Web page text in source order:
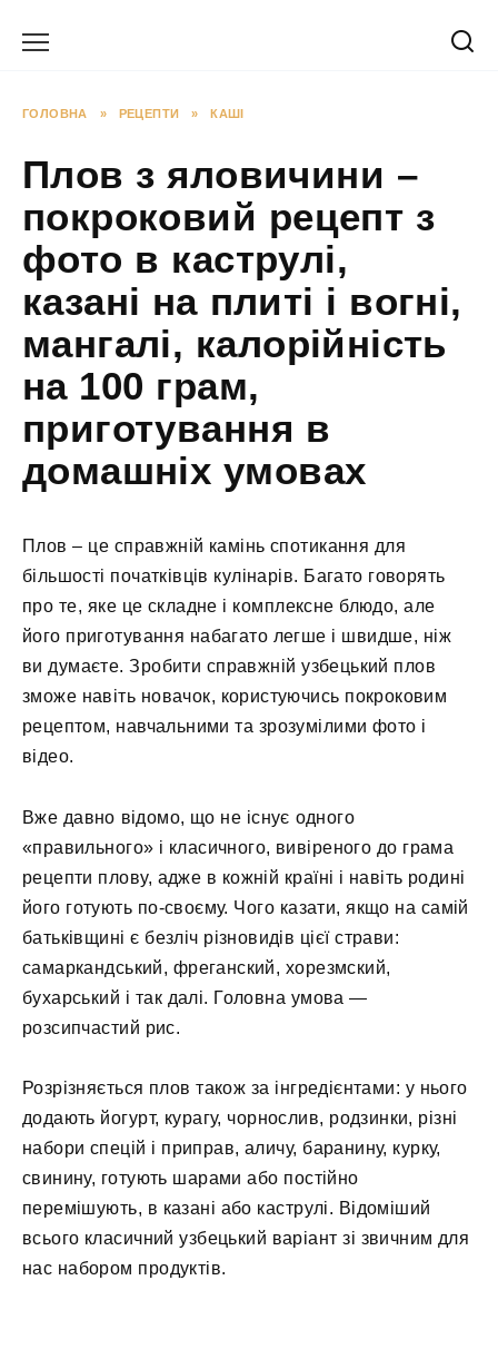
ГОЛОВНА » РЕЦЕПТИ » КАШІ
Плов з яловичини –
покроковий рецепт з
фото в каструлі,
казані на плиті і вогні,
мангалі, калорійність
на 100 грам,
приготування в
домашніх умовах
Плов – це справжній камінь спотикання для
більшості початківців кулінарів. Багато говорять
про те, яке це складне і комплексне блюдо, але
його приготування набагато легше і швидше, ніж
ви думаєте. Зробити справжній узбецький плов
зможе навіть новачок, користуючись покроковим
рецептом, навчальними та зрозумілими фото і
відео.
Вже давно відомо, що не існує одного
«правильного» і класичного, вивіреного до грама
рецепти плову, адже в кожній країні і навіть родині
його готують по-своєму. Чого казати, якщо на самій
батьківщині є безліч різновидів цієї страви:
самаркандський, фреганский, хорезмский,
бухарський і так далі. Головна умова —
розсипчастий рис.
Розрізняється плов також за інгредієнтами: у нього
додають йогурт, курагу, чорнослив, родзинки, різні
набори спецій і приправ, аличу, баранину, курку,
свинину, готують шарами або постійно
перемішують, в казані або каструлі. Відоміший
всього класичний узбецький варіант зі звичним для
нас набором продуктів.